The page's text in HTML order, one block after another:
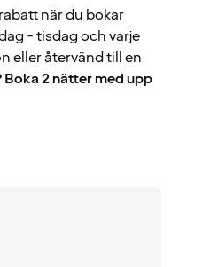
när du bokar
- tisdag och varje
eller återvänd till en
2 nätter med upp